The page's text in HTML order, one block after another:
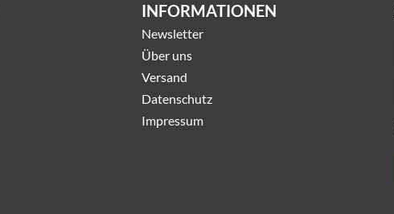
INFORMATIONEN
Newsletter
Über uns
Versand
Datenschutz
Impressum